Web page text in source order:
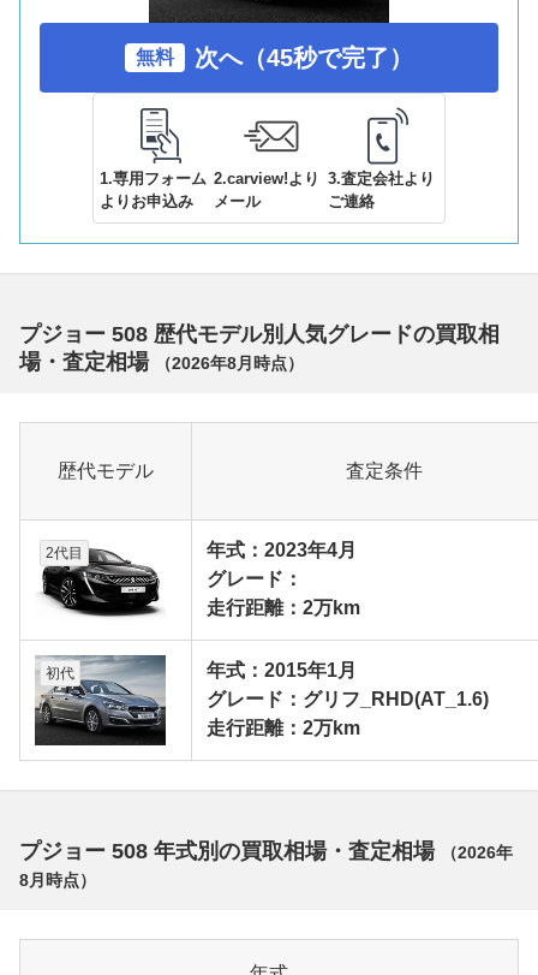
無料 次へ（45秒で完了）
1.専用フォーム
よりお申込み
2.carview!より
メール
3.査定会社より
ご連絡
プジョー 508 歴代モデル別人気グレードの買取相
場・査定相場
（2026年8月 時点）
歴代モデル 査定条件
2代目
年式：2023年4月
グレード：
走行距離：2万km
初代
年式：2015年1月
グレード：グリフ_RHD(AT_1.6)
走行距離：2万km
プジョー 508 年式別の買取相場・査定相場 （2026年
8月 時点）